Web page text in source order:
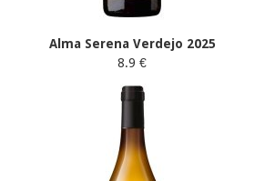
Alma Serena Verdejo 2025
8.9 €